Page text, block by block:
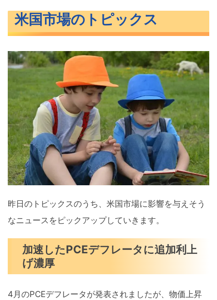
米国市場のトピックス
昨日のトピックスのうち、米国市場に影響を与えそう
なニュースをピックアップしていきます。
加速したPCEデフレータに追加利上
げ濃厚
4月のPCEデフレータが発表されましたが、物価上昇